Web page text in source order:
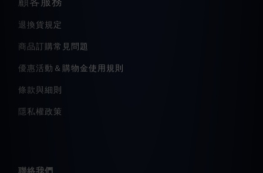
退換貨規定
商品訂購常見問題
優惠活動＆購物金使用規則
條款與細則
隱私權政策
聯絡我們